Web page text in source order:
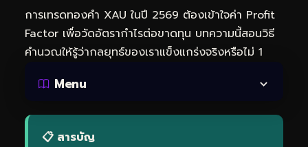
การเทรดทองคำ XAU ในปี 2569 ต้องเข้าใจค่า Profit
Factor เพื่อวัดอัตรากำไรต่อขาดทุน บทความนี้สอนวิธี
คำนวณให้รู้ว่ากลยุทธ์ของเราแข็งแกร่งจริงหรือไม่ 1
Menu
📋 สารบัญ